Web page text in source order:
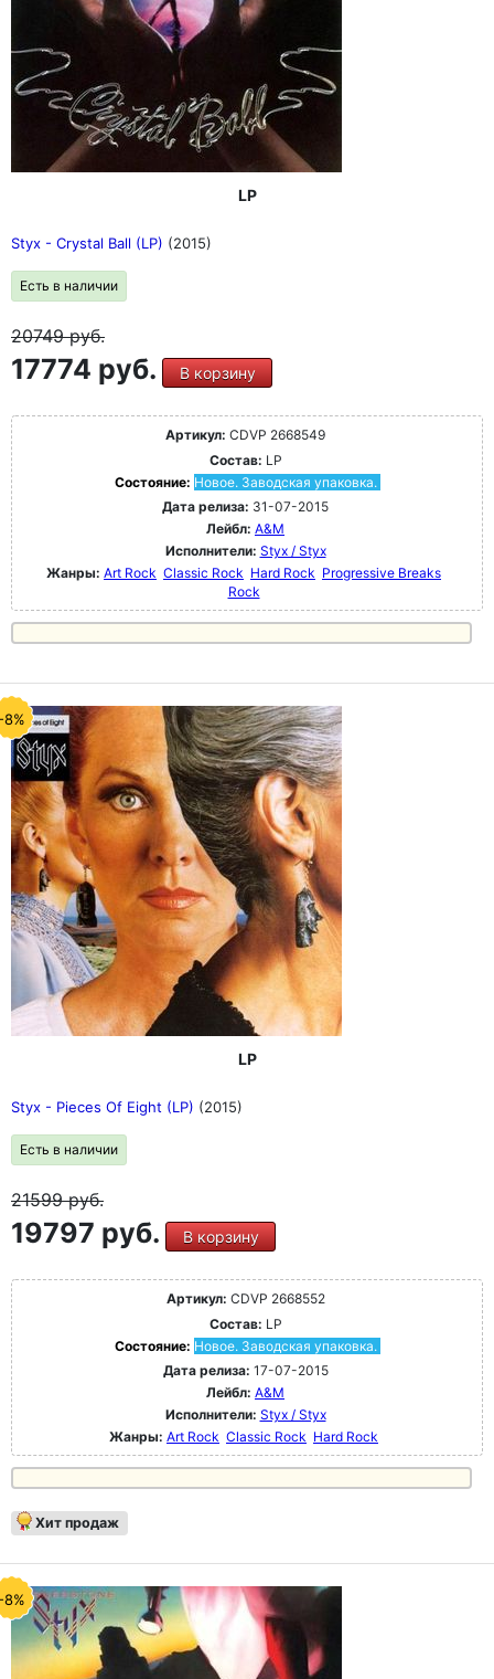
LP
Styx - Crystal Ball (LP) (2015)
Есть в наличии
20749руб.
17774 руб. В корзину
Артикул: CDVP 2668549
Состав: LP
Состояние: Новое. Заводская упаковка.
Дата релиза: 31-07-2015
Лейбл: A&M
Исполнители: Styx / Styx
Жанры: Art Rock Classic Rock Hard Rock Progressive Breaks
Rock
8%
LP
Styx - Pieces Of Eight (LP) (2015)
Есть в наличии
21599руб.
19797 руб. В корзину
Артикул: CDVP 2668552
Состав: LP
Состояние: Новое. Заводская упаковка.
Дата релиза: 17-07-2015
Лейбл: A&M
Исполнители: Styx / Styx
Жанры: Art Rock Classic Rock Hard Rock
Хит продаж
8%